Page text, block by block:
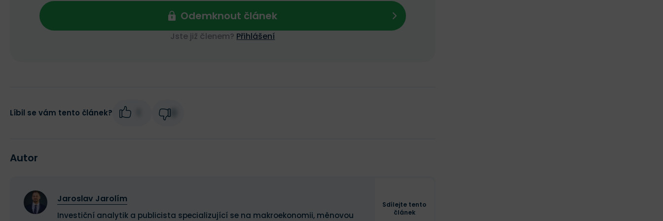
Odemknout článek
Jste již členem? Přihlášení
Líbil se vám tento článek?
Autor
Jaroslav Jarolím
Investiční analytik a publicista specializující se na makroekonomii, měnovou
Sdílejte tento
článek